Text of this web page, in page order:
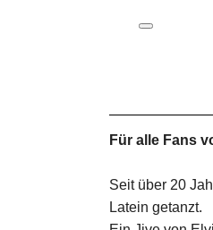
Für alle Fans
Seit über 20
Latein getanzt.